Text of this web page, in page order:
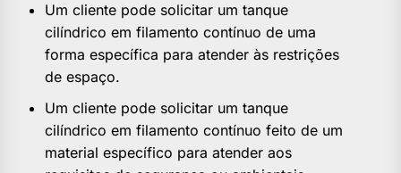
Um cliente pode solicitar um tanque
cilíndrico em filamento contínuo de uma
forma específica para atender às restrições
de espaço.
Um cliente pode solicitar um tanque
cilíndrico em filamento contínuo feito de um
material específico para atender aos